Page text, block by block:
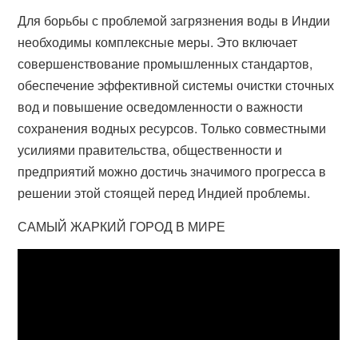
Для борьбы с проблемой загрязнения воды в Индии
необходимы комплексные меры. Это включает
совершенствование промышленных стандартов,
обеспечение эффективной системы очистки сточных
вод и повышение осведомленности о важности
сохранения водных ресурсов. Только совместными
усилиями правительства, общественности и
предприятий можно достичь значимого прогресса в
решении этой стоящей перед Индией проблемы.
САМЫЙ ЖАРКИЙ ГОРОД В МИРЕ